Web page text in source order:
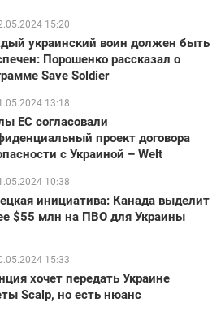
15:20
украинский воин должен быть
Порошенко рассказал о
Save Soldier
13:18
ЕС согласовали
проект договора
с Украиной – Welt
10:38
инициатива: Канада выделит
$55 млн на ПВО для Украины
15:33
хочет передать Украине
Scalp, но есть нюанс